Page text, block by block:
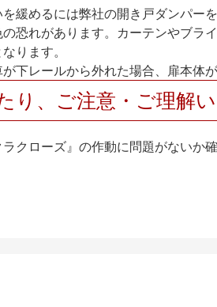
緩めるには弊社の開き戸ダンパー
恐れがあります。カーテンやブラ
ります。
下レールから外れた場合、扉本体
り、ご注意・ご理解
クローズ』の作動に問題がないか